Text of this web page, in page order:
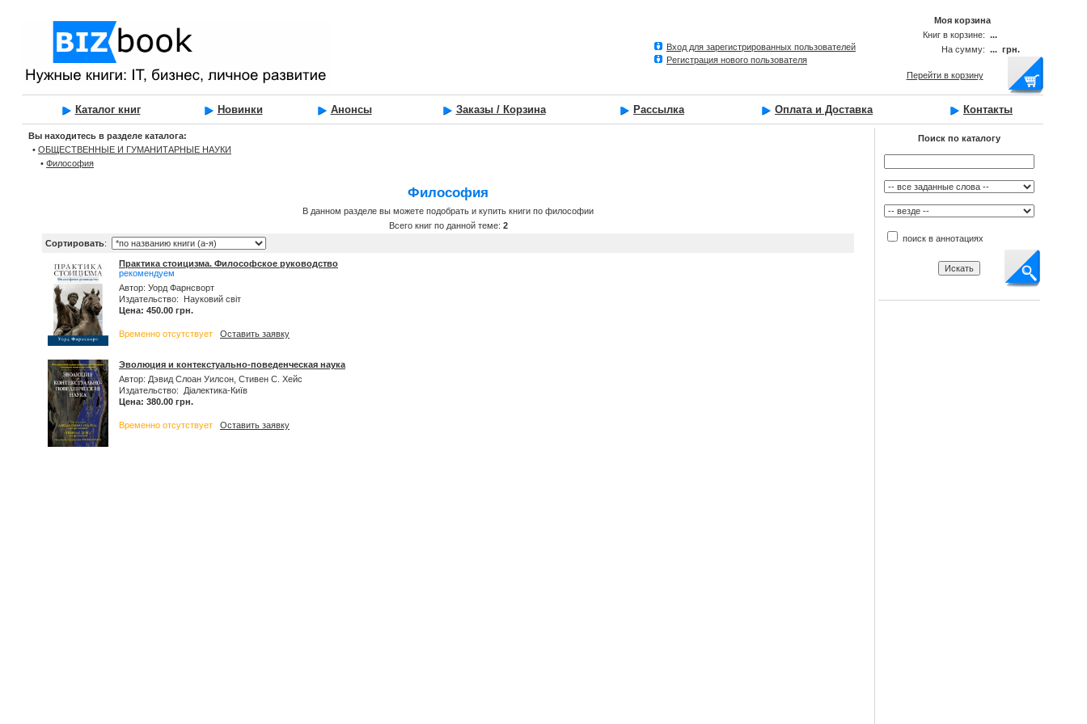
Вход для зарегистрированных пользователей
Регистрация нового пользователя
Моя корзина
Книг в корзине: ...
На сумму: ... грн.
Перейти в корзину
Каталог книг Новинки Анонсы Заказы / Корзина Рассылка Оплата и Доставка Контакты
Вы находитесь в разделе каталога:
• ОБЩЕСТВЕННЫЕ И ГУМАНИТАРНЫЕ НАУКИ
• Философия
Философия
В данном разделе вы можете подобрать и купить книги по философии
Всего книг по данной теме: 2
Сортировать:
Практика стоицизма. Философское руководство
рекомендуем
Автор: Уорд Фарнсворт
Издательство: Науковий світ
Цена: 450.00 грн.
Временно отсутствует Оставить заявку
Эволюция и контекстуально-поведенческая наука
Автор: Дэвид Слоан Уилсон, Стивен С. Хейс
Издательство: Діалектика-Київ
Цена: 380.00 грн.
Временно отсутствует Оставить заявку
Поиск по каталогу
поиск в аннотациях